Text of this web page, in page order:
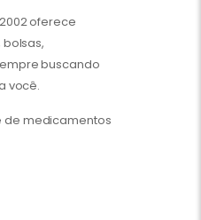
oferece
buscando
você.
de medicamentos